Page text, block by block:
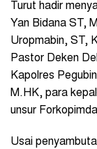
Turut hadir
Yan Bidana ST,
Uropmabin, ST,
Pastor Deken
Kapolres
M.HK, para
unsur
Usai